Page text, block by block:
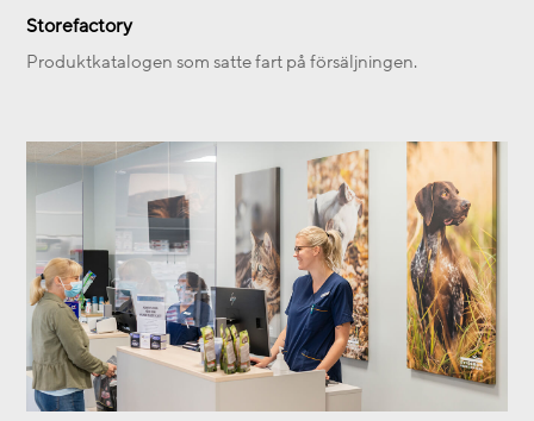
Storefactory
Produktkatalogen som satte fart på försäljningen.